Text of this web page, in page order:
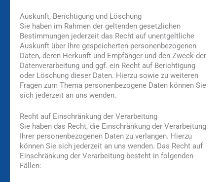
Auskunft, Berichtigung und Löschung
Sie haben im Rahmen der geltenden gesetzlichen
Bestimmungen jederzeit das Recht auf unentgeltliche
Auskunft über Ihre gespeicherten personenbezogenen
Daten, deren Herkunft und Empfänger und den Zweck der
Datenverarbeitung und ggf. ein Recht auf Berichtigung
oder Löschung dieser Daten. Hierzu sowie zu weiteren
Fragen zum Thema personenbezogene Daten können Sie
sich jederzeit an uns wenden.
Recht auf Einschränkung der Verarbeitung
Sie haben das Recht, die Einschränkung der Verarbeitung
Ihrer personenbezogenen Daten zu verlangen. Hierzu
können Sie sich jederzeit an uns wenden. Das Recht auf
Einschränkung der Verarbeitung besteht in folgenden
Fällen: